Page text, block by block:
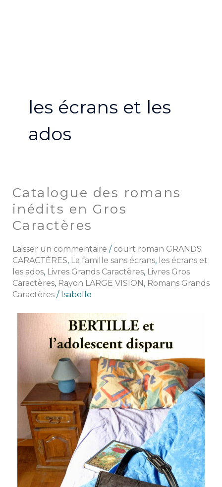
les écrans et les
ados
Catalogue des romans
inédits en Gros
Caractères
Laisser un commentaire / court roman GRANDS
CARACTÈRES, La famille sans écrans, les écrans et
les ados, Livres Grands Caractères, Livres Gros
Caractères, Rayon LARGE VISION, Romans Grands
Caractères/ Isabelle
Catalogue
des
romans
inédits
Gros
Caractères